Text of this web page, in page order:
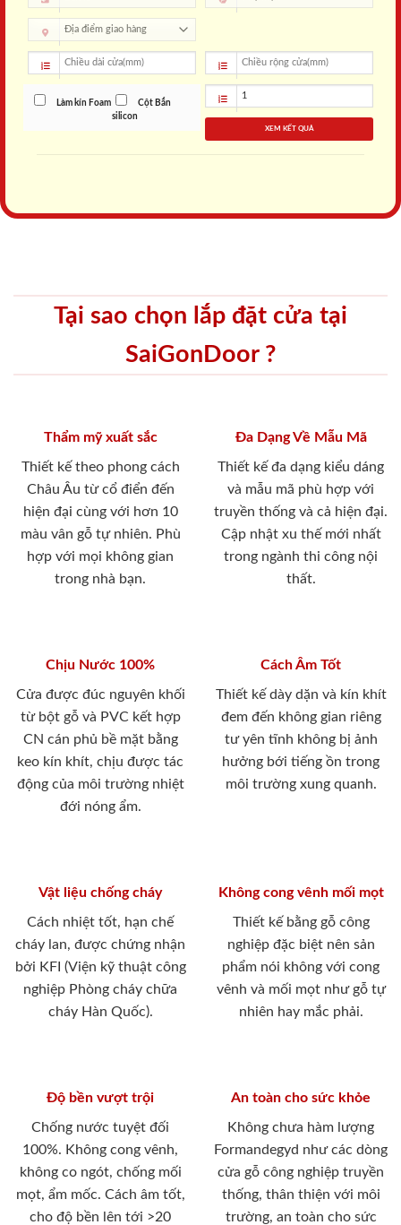
Làm kín Foam
Cột Bắn
silicon
XEM KẾT QUẢ
Tại sao chọn lắp đặt cửa tại
SaiGonDoor ?
Thẩm mỹ xuất sắc
Thiết kế theo phong cách
Châu Âu từ cổ điển đến
hiện đại cùng với hơn 10
màu vân gỗ tự nhiên. Phù
hợp với mọi không gian
trong nhà bạn.
Đa Dạng Về Mẫu Mã
Thiết kế đa dạng kiểu dáng
và mẫu mã phù hợp với
truyền thống và cả hiện đại.
Cập nhật xu thế mới nhất
trong ngành thi công nội
thất.
Chịu Nước 100%
Cửa được đúc nguyên khối
từ bột gỗ và PVC kết hợp
CN cán phủ bề mặt bằng
keo kín khít, chịu được tác
động của môi trường nhiệt
đới nóng ẩm.
Cách Âm Tốt
Thiết kế dày dặn và kín khít
đem đến không gian riêng
tư yên tĩnh không bị ảnh
hưởng bới tiếng ồn trong
môi trường xung quanh.
Vật liệu chống cháy
Cách nhiệt tốt, hạn chế
cháy lan, được chứng nhận
bởi KFI (Viện kỹ thuật công
nghiệp Phòng cháy chữa
cháy Hàn Quốc).
Không cong vênh mối mọt
Thiết kế bằng gỗ công
nghiệp đặc biệt nên sản
phẩm nói không với cong
vênh và mối mọt như gỗ tự
nhiên hay mắc phải.
Độ bền vượt trội
Chống nước tuyệt đối
100%. Không cong vênh,
không co ngót, chống mối
mọt, ẩm mốc. Cách âm tốt,
cho độ bền lên tới >20
An toàn cho sức khỏe
Không chưa hàm lượng
Formandegyd như các dòng
cửa gỗ công nghiệp truyền
thống, thân thiện với môi
trường, an toàn cho sức